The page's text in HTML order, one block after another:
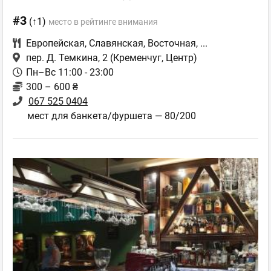
#3 (↑1) место в рейтинге внимания
Европейская, Славянская, Восточная, ...
пер. Д. Темкина, 2 (Кременчуг, Центр)
Пн–Вс 11:00 - 23:00
300 – 600 ₴
067 525 0404
мест для банкета/фуршета — 80/200